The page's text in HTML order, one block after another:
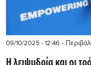
09/10/2025 - 12:46 -